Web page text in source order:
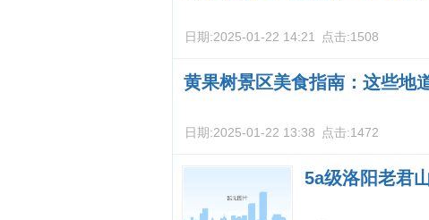
日期:2025-01-22 14:21 点击:1508
黄果树景区美食指南：这些地
日期:2025-01-22 13:38 点击:1472
5a级洛阳老君